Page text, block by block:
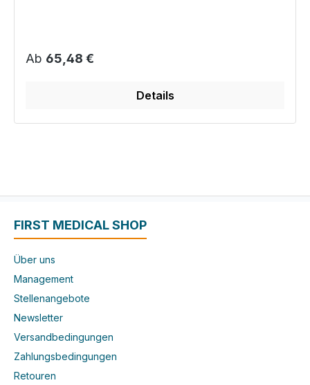
Regulärer Preis:
Ab 65,48 €
Details
FIRST MEDICAL SHOP
Über uns
Management
Stellenangebote
Newsletter
Versandbedingungen
Zahlungsbedingungen
Retouren